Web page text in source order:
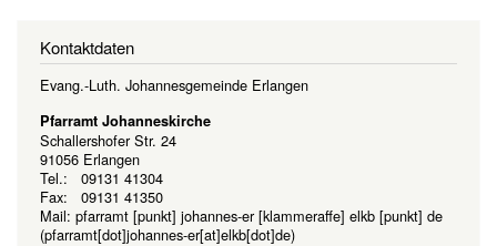
Kontaktdaten
Evang.-Luth. Johannesgemeinde Erlangen
Pfarramt Johanneskirche
Schallershofer Str. 24
91056 Erlangen
Tel.: 09131 41304
Fax: 09131 41350
Mail: pfarramt [punkt] johannes-er [klammeraffe] elkb [punkt] de
(pfarramt[dot]johannes-er[at]elkb[dot]de)